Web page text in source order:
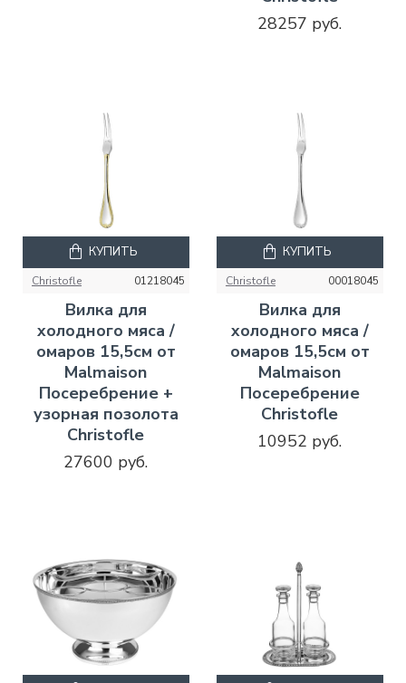
28257 руб.
Christofle 01218045
Вилка для
холодного мяса /
омаров 15,5см от
Malmaison
Посеребрение +
узорная позолота
Christofle
27600 руб.
КУПИТЬ
Christofle 00018045
Вилка для
холодного мяса /
омаров 15,5см от
Malmaison
Посеребрение
Christofle
10952 руб.
КУПИТЬ